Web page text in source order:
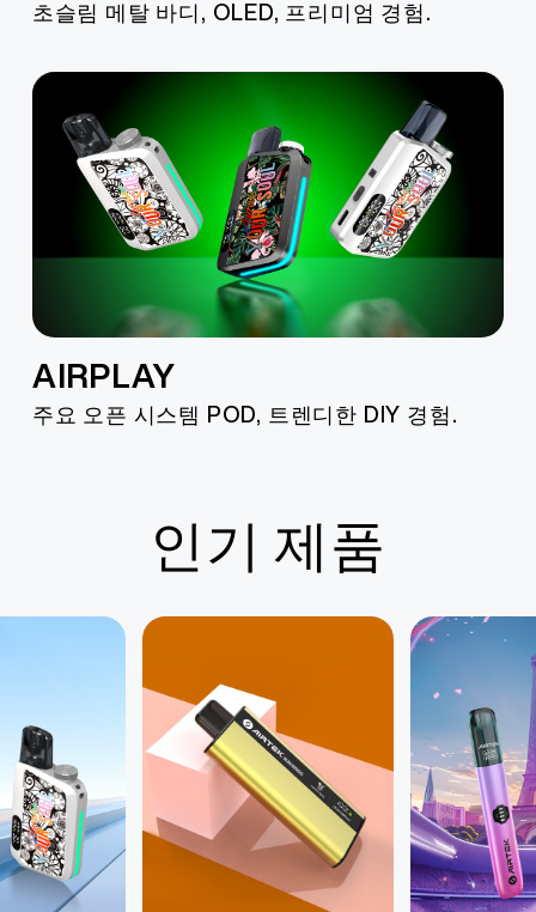
초슬림 메탈 바디, OLED, 프리미엄 경험.
더 알아보기 >
AIRPLAY
주요 오픈 시스템 POD, 트렌디한 DIY 경험.
인기 제품